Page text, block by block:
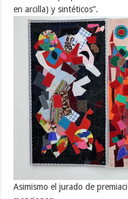
en arcilla) y sintéticos”.
Asimismo el jurado de